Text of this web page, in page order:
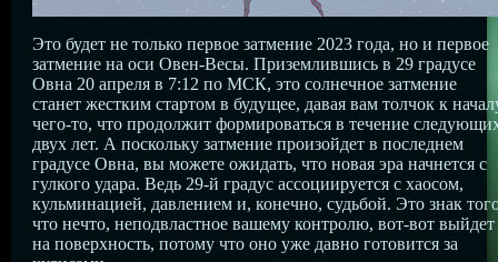
Это будет не только первое затмение 2023 года, но и первое
затмение на оси Овен-Весы. Приземлившись в 29 градусе
Овна 20 апреля в 7:12 по МСК, это солнечное затмение
станет жестким стартом в будущее, давая вам толчок к
чего-то, что продолжит формироваться в течение
двух лет. А поскольку затмение произойдет в последнем
градусе Овна, вы можете ожидать, что новая эра начнется с
гулкого удара. Ведь 29-й градус ассоциируется с хаосом,
кульминацией, давлением и, конечно, судьбой. Это знак
что нечто, неподвластное вашему контролю, вот-вот выйдет
на поверхность, потому что оно уже давно готовится за